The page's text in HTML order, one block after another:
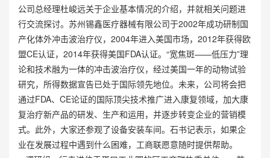
公司总经理杜峻远关于企业基本情况的介绍，并就相关问题进
行交流探讨。苏州锡鑫医疗器械有限公司于2002年成功研制国
产化体外冲击波治疗仪，2004年进入美国市场，2012年获得欧
盟CE认证，2014年获得美国FDA认证。“宽焦斑——低压力”理
论和技术融为一体的冲击波治疗仪，经过美国一年的动物试验
研究，所得数据宣告已处于国际领先地位。未来，公司将会把
通过FDA、CE论证的国际顶尖技术推广进入康复领域，加大康
复治疗新产品的研发、生产和运用，并逐步转变企业的营销模
式。此外，大家还参观了设备安装车间。石书记表示，如果企
业在发展过程中遇到什么困难，工商联愿意随时提供帮助。